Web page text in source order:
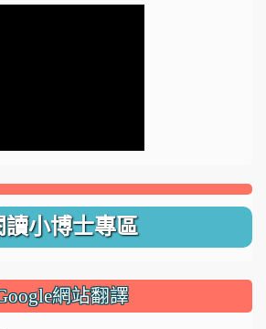
讀小博士專區
網站翻譯